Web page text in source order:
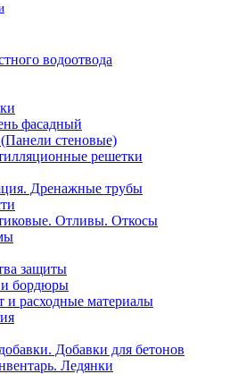
водоотвода
фасадный
стеновые)
решетки
Дренажные трубы
Отливы. Откосы
защиты
и бордюры
и расходные материалы
Добавки для бетонов
Ледянки